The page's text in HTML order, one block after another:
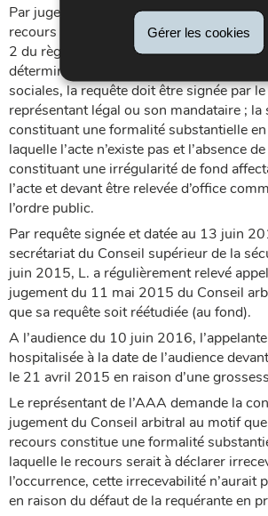
Gérer les cookies
Par jugement du 11 mai 2015, le
recours irrecevable au motif que suivant
2 du règlement grand-ducal du 24
déterminant la procédure à suivre
sociales, la requête doit être signée par
représentant légal ou son mandataire ; la
constituant une formalité substantielle en
laquelle l’acte n’existe pas et l’absence
constituant une irrégularité de fond
l’acte et devant être relevée d’office
l’ordre public.
Par requête signée et datée au 13 juin
secrétariat du Conseil supérieur de la
juin 2015, L. a régulièrement relevé
jugement du 11 mai 2015 du Conseil
que sa requête soit réétudiée (au fond).
A l’audience du 10 juin 2016,
hospitalisée à la date de l’audience
le 21 avril 2015 en raison d’une
Le représentant de l’AAA demande la
jugement du Conseil arbitral au motif
recours constitue une formalité
laquelle le recours serait à déclarer
l’occurrence, cette irrecevabilité n’aurait
en raison du défaut de la requérante en